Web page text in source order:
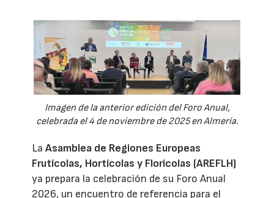
Imagen de la anterior edición del Foro Anual,
celebrada el 4 de noviembre de 2025 en Almería.
LaAsamblea de Regiones Europeas
Frutícolas, Hortícolas y Florícolas (AREFLH)
ya prepara la celebración de su Foro Anual
2026, un encuentro de referencia para el